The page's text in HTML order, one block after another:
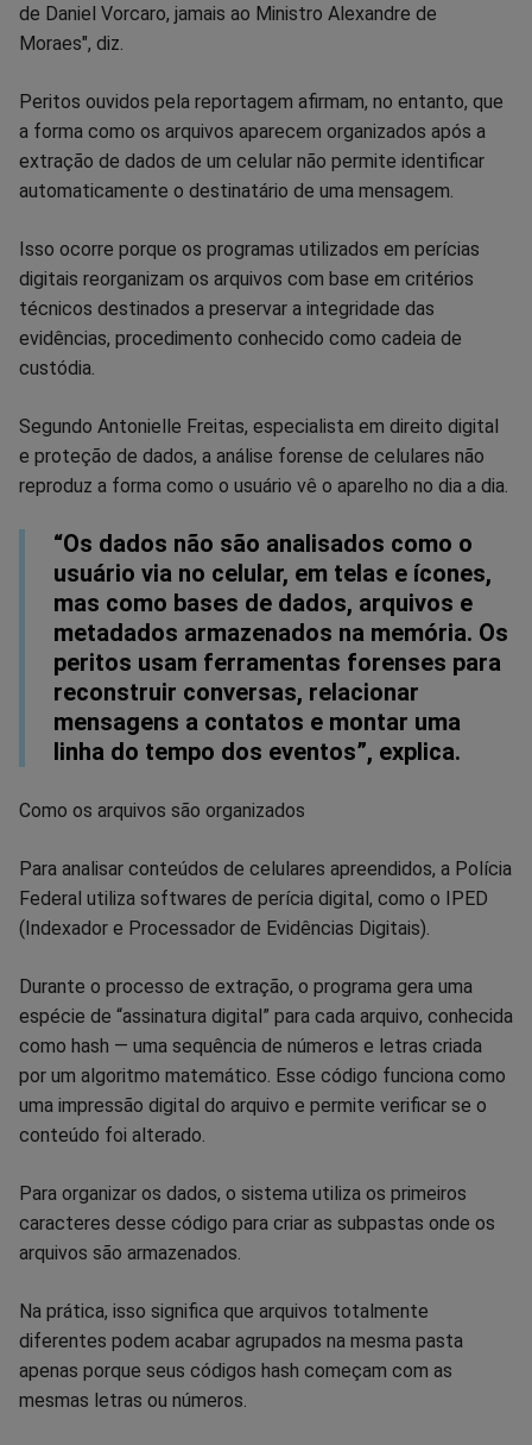
de Daniel Vorcaro, jamais ao Ministro Alexandre de
Moraes", diz.
Peritos ouvidos pela reportagem afirmam, no entanto, que
a forma como os arquivos aparecem organizados após a
extração de dados de um celular não permite identificar
automaticamente o destinatário de uma mensagem.
Isso ocorre porque os programas utilizados em perícias
digitais reorganizam os arquivos com base em critérios
técnicos destinados a preservar a integridade das
evidências, procedimento conhecido como cadeia de
custódia.
Segundo Antonielle Freitas, especialista em direito digital
e proteção de dados, a análise forense de celulares não
reproduz a forma como o usuário vê o aparelho no dia a dia.
“Os dados não são analisados como o
usuário via no celular, em telas e ícones,
mas como bases de dados, arquivos e
metadados armazenados na memória. Os
peritos usam ferramentas forenses para
reconstruir conversas, relacionar
mensagens a contatos e montar uma
linha do tempo dos eventos”, explica.
Como os arquivos são organizados
Para analisar conteúdos de celulares apreendidos, a Polícia
Federal utiliza softwares de perícia digital, como o IPED
(Indexador e Processador de Evidências Digitais).
Durante o processo de extração, o programa gera uma
espécie de “assinatura digital” para cada arquivo, conhecida
como hash — uma sequência de números e letras criada
por um algoritmo matemático. Esse código funciona como
uma impressão digital do arquivo e permite verificar se o
conteúdo foi alterado.
Para organizar os dados, o sistema utiliza os primeiros
caracteres desse código para criar as subpastas onde os
arquivos são armazenados.
Na prática, isso significa que arquivos totalmente
diferentes podem acabar agrupados na mesma pasta
apenas porque seus códigos hash começam com as
mesmas letras ou números.